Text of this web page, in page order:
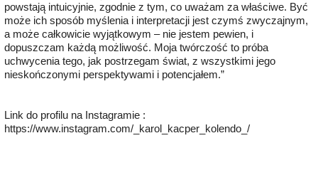
powstają intuicyjnie, zgodnie z tym, co uważam za właściwe. Być
może ich sposób myślenia i interpretacji jest czymś zwyczajnym,
a może całkowicie wyjątkowym – nie jestem pewien, i
dopuszczam każdą możliwość. Moja twórczość to próba
uchwycenia tego, jak postrzegam świat, z wszystkimi jego
nieskończonymi perspektywami i potencjałem.”
Link do profilu na Instagramie :
https://www.instagram.com/_karol_kacper_kolendo_/